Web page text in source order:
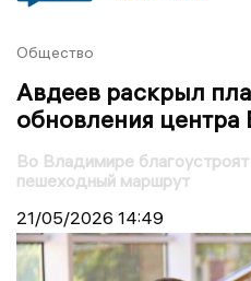
Общество
Авдеев раскрыл
обновления
Во Владимире
пешеходный маршрут
21/05/2026 14:49